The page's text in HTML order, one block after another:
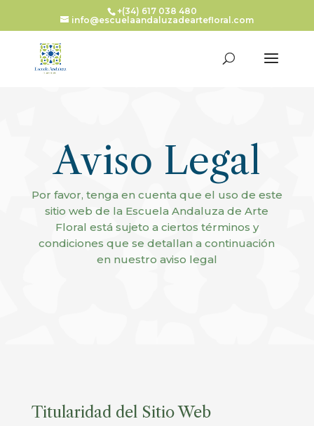
+(34) 617 038 480
info@escuelaandaluzadeartefloral.com
Aviso Legal
Por favor, tenga en cuenta que el uso de este
sitio web de la Escuela Andaluza de Arte
Floral está sujeto a ciertos términos y
condiciones que se detallan a continuación
en nuestro aviso legal
Titularidad del Sitio Web